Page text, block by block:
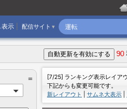
配信サイト ▼
表示
90
＝
[7/25] ランキング表示レイア
下記からも変更可能です。
新レイアウト
サムネ大表示